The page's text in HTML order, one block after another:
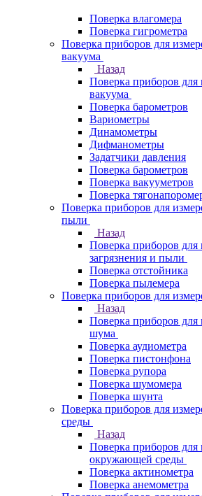
Поверка влагомера
Поверка гигрометра
Поверка приборов для
вакуума
Назад
Поверка приборов для
вакуума
Поверка барометров
Вариометры
Динамометры
Дифманометры
Задатчики давления
Поверка барометров
Поверка вакууметров
Поверка
Поверка приборов для
пыли
Назад
Поверка приборов для
загрязнения и пыли
Поверка отстойника
Поверка пылемера
Поверка приборов для
Назад
Поверка приборов для
шума
Поверка аудиометра
Поверка пистонфона
Поверка рупора
Поверка шумомера
Поверка шунта
Поверка приборов для
среды
Назад
Поверка приборов для
окружающей среды
Поверка актинометра
Поверка анемометра